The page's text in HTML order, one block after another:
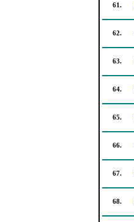
61.
62.
63.
64.
65.
66.
67.
68.